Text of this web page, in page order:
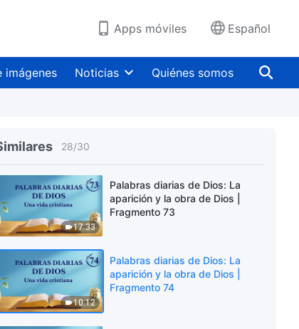
Apps móviles Español
imágenes Noticias Quiénes somos
28/30
7:51
Palabras diarias de Dios: La
Fragmento 71
7:52
17:33
Palabras diarias de Dios: La
aparición y la obra de Dios |
Fragmento 73
10:12
Palabras diarias de Dios: La
aparición y la obra de Dios |
Fragmento 74